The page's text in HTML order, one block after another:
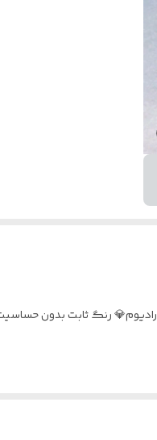
نقره ۹۲۵ عیار ابکاری طلا